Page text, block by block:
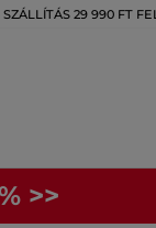
SZÁLLÍTÁS 29 990 FT
>>